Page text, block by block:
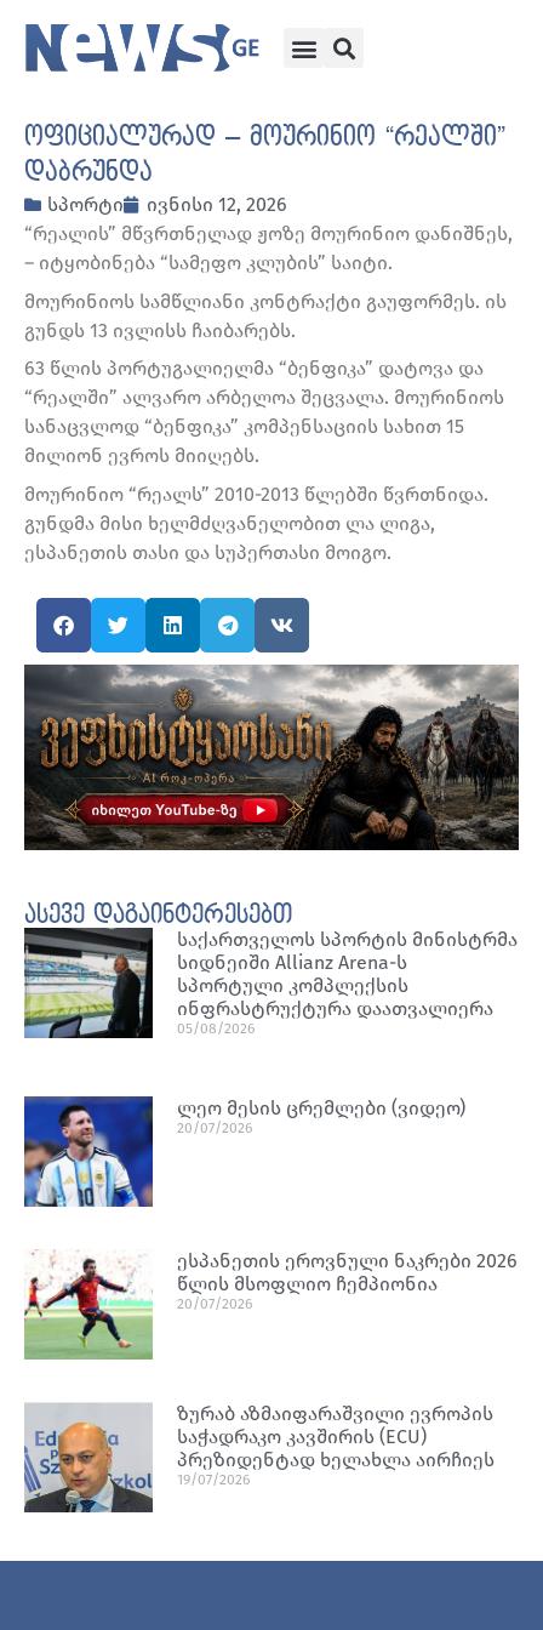
ოფიციალურად – მოურინიო “რეალში”
დაბრუნდა
სპორტი
ივნისი 12, 2026
“რეალის” მწვრთნელად ჟოზე მოურინიო დანიშნეს,
– იტყობინება “სამეფო კლუბის” საიტი.
მოურინიოს სამწლიანი კონტრაქტი გაუფორმეს. ის
გუნდს 13 ივლისს ჩაიბარებს.
63 წლის პორტუგალიელმა “ბენფიკა” დატოვა და
“რეალში” ალვარო არბელოა შეცვალა. მოურინიოს
სანაცვლოდ “ბენფიკა” კომპენსაციის სახით 15
მილიონ ევროს მიიღებს.
მოურინიო “რეალს” 2010-2013 წლებში წვრთნიდა.
გუნდმა მისი ხელმძღვანელობით ლა ლიგა,
ესპანეთის თასი და სუპერთასი მოიგო.
ასევე დაგაინტერესებთ
საქართველოს სპორტის მინისტრმა
სიდნეიში Allianz Arena-ს
სპორტული კომპლექსის
ინფრასტრუქტურა დაათვალიერა
05/08/2026
ლეო მესის ცრემლები (ვიდეო)
20/07/2026
ესპანეთის ეროვნული ნაკრები 2026
წლის მსოფლიო ჩემპიონია
20/07/2026
ზურაბ აზმაიფარაშვილი ევროპის
საჭადრაკო კავშირის (ECU)
პრეზიდენტად ხელახლა აირჩიეს
19/07/2026